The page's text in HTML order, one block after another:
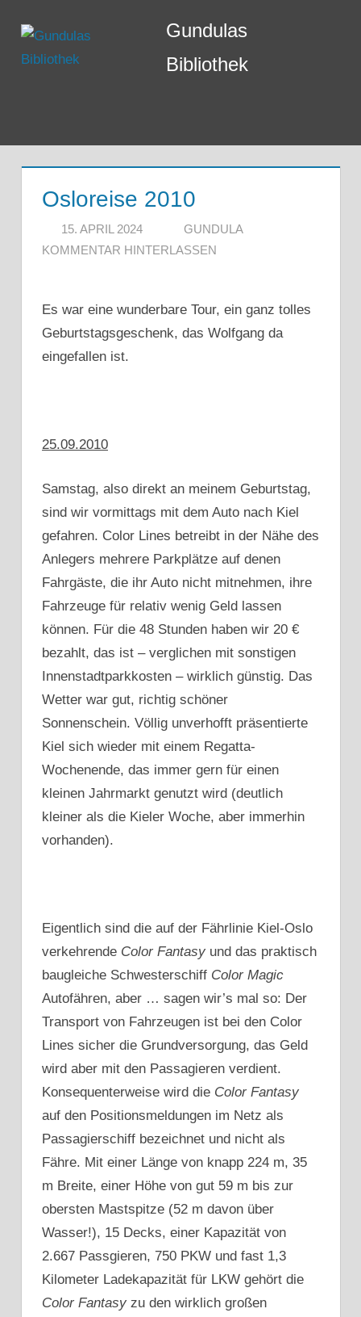
Inhalt
springen
Gundulas
Bibliothek
Osloreise 2010
15. APRIL 2024
GUNDULA
KOMMENTAR HINTERLASSEN
Es war eine wunderbare Tour, ein ganz tolles
Geburtstagsgeschenk, das Wolfgang da
eingefallen ist.
25.09.2010
Samstag, also direkt an meinem Geburtstag,
sind wir vormittags mit dem Auto nach Kiel
gefahren. Color Lines betreibt in der Nähe des
Anlegers mehrere Parkplätze auf denen
Fahrgäste, die ihr Auto nicht mitnehmen, ihre
Fahrzeuge für relativ wenig Geld lassen
können. Für die 48 Stunden haben wir 20 €
bezahlt, das ist – verglichen mit sonstigen
Innenstadtparkkosten – wirklich günstig. Das
Wetter war gut, richtig schöner
Sonnenschein. Völlig unverhofft präsentierte
Kiel sich wieder mit einem Regatta-
Wochenende, das immer gern für einen
kleinen Jahrmarkt genutzt wird (deutlich
kleiner als die Kieler Woche, aber immerhin
vorhanden).
Eigentlich sind die auf der Fährlinie Kiel-Oslo
verkehrende Color Fantasy und das praktisch
baugleiche Schwesterschiff Color Magic
Autofähren, aber … sagen wir’s mal so: Der
Transport von Fahrzeugen ist bei den Color
Lines sicher die Grundversorgung, das Geld
wird aber mit den Passagieren verdient.
Konsequenterweise wird die Color Fantasy
auf den Positionsmeldungen im Netz als
Passagierschiff bezeichnet und nicht als
Fähre. Mit einer Länge von knapp 224 m, 35
m Breite, einer Höhe von gut 59 m bis zur
obersten Mastspitze (52 m davon über
Wasser!), 15 Decks, einer Kapazität von
2.667 Passgieren, 750 PKW und fast 1,3
Kilometer Ladekapazität für LKW gehört die
Color Fantasy zu den wirklich großen